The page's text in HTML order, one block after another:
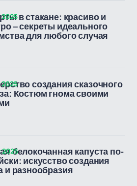
в стакане: красиво и
– секреты идеального
для любого случая
2025
создания сказочного
Костюм гнома своими
2025
белокочанная капуста по-
искусство создания
и разнообразия
2025